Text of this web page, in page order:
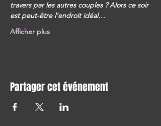
travers par les autres couples ? Alors ce soir
est peut-être l’endroit idéal…
Afficher plus
Partager cet événement